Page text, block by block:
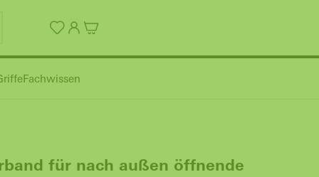
Fachwissen
für nach außen öffnende